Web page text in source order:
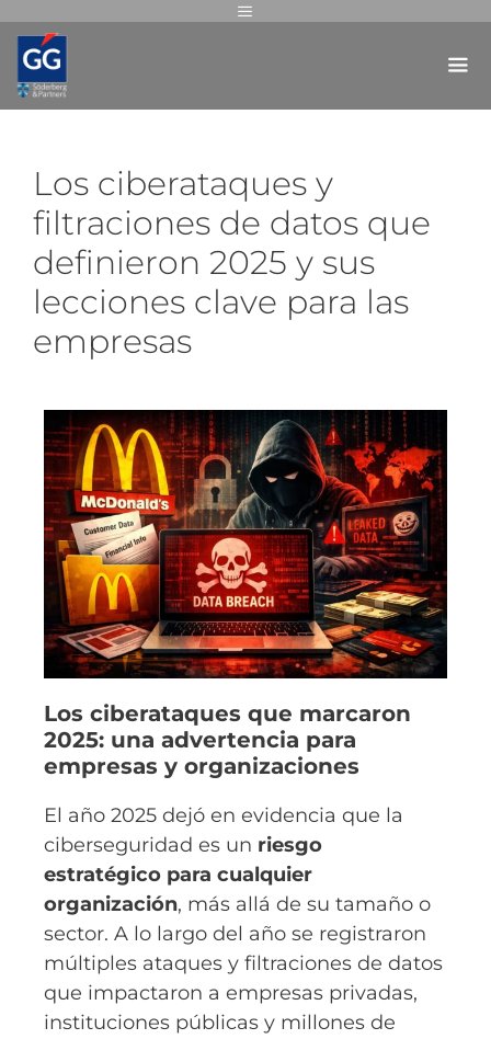
Los ciberataques y
filtraciones de datos que
definieron 2025 y sus
lecciones clave para las
empresas
Los ciberataques que marcaron
2025: una advertencia para
empresas y organizaciones
El año 2025 dejó en evidencia que la
ciberseguridad es un riesgo
estratégico para cualquier
organización, más allá de su tamaño o
sector. A lo largo del año se registraron
múltiples ataques y filtraciones de datos
que impactaron a empresas privadas,
instituciones públicas y millones de